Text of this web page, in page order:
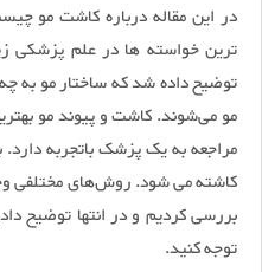
در این مقاله درباره کاشت مو
ترین خواسته‌ ها در علم پزشکی
توضیح داده شد که ساختار مو
مو می‌شوند. کاشت و پیوند مو
مراجعه به یک پزشک باتجربه دارد.
کاشته می‌‌ شود. روش‌های مختلفی
بررسی کردیم و در انتها توضیح
توجه کنید.